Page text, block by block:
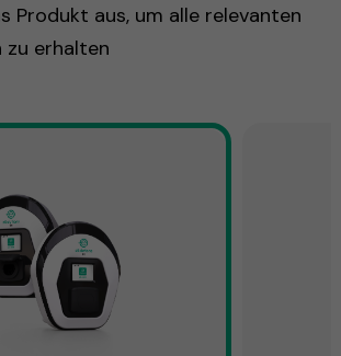
Produkt aus, um alle relevanten
erhalten